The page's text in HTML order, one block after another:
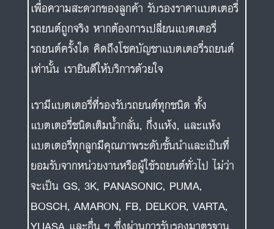
เพื่อความสะดวกของลูกค้า รับรองราคาแบตเตอรี่
รถยนต์ถูกจริง หากต้องการเปลี่ยนแบตเตอรี่
รถยนต์ครั้งใด คิดถึงโชคบัญชาแบตเตอรี่รถยนต์
เท่านั้น เรายินดีให้บริการด้วยใจ
เรามีแบตเตอรี่ที่รองรับรถยนต์ทุกชนิด ทั้ง
แบตเตอรี่ชนิดเติมน้ำกลั่น, กึ่งแห้ง, และแห้ง
แบตเตอรี่ทุกลูกมีคุณภาพระดับชั้นนำและเป็นที่
ยอมรับจากหน่วยงานหรือผู้ใช้รถยนต์ทั่วไป ไม่ว่า
จะเป็น GS, 3K, PANASONIC, PUMA,
BOSCH, AMARON, FB, DELKOR, VARTA,